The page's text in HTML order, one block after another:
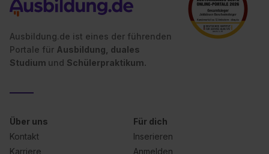
Ausbildung.de ist eines der führenden
Portale für Ausbildung, duales
Studium und Schülerpraktikum.
Über uns
Kontakt
Karriere
Für dich
Inserieren
Anmelden